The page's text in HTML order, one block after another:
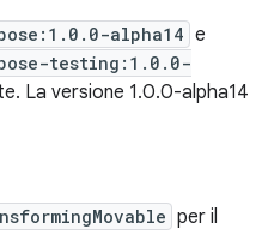
alpha14 e
testing:1.0.0-
La versione 1.0.0-alpha14
per il